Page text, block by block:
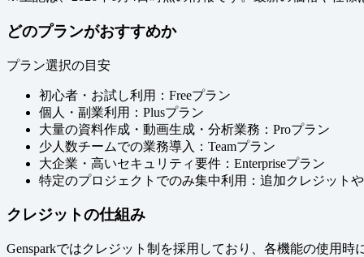
どのプランがおすすめか
プラン選択の目安
初心者・お試し利用：Freeプラン
個人・副業利用：Plusプラン
大量の資料作成・動画生成・分析業務：Proプラン
少人数チームでの業務導入：Teamプラン
大企業・高いセキュリティ要件：Enterpriseプラン
特定のプロジェクトでのみ集中利用：追加クレジット
クレジットの仕組み
Gensparkではクレジット制を採用しており、各機能の使用